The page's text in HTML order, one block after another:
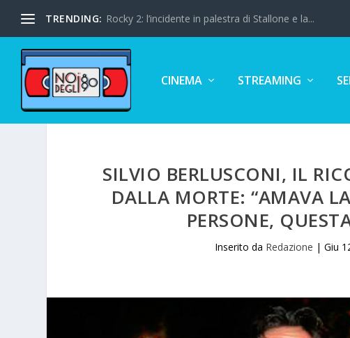
TRENDING: Rocky 2: l’incidente in palestra di Stallone e la...
CINEMA STREAMING
SILVIO BERLUSCONI, IL
DALLA MORTE: “AMAVA
PERSONE,
Inserito da Redazione |Giu